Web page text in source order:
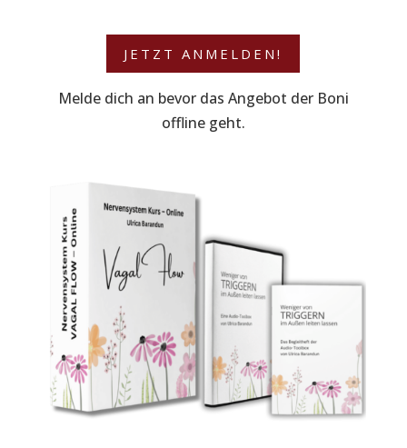
JETZT ANMELDEN!
Melde dich an bevor das Angebot der Boni
offline geht.